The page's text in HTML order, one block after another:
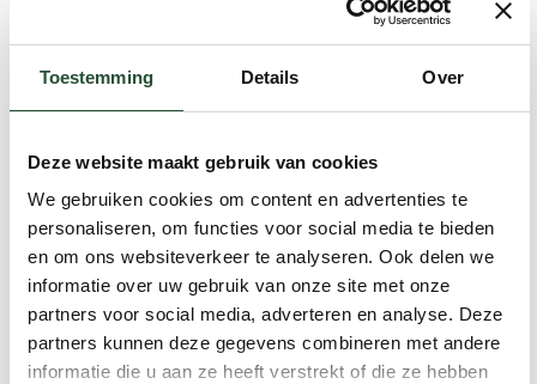
Toestemming Details Over
Deze website maakt gebruik van cookies
We gebruiken cookies om content en advertenties te
personaliseren, om functies voor social media te bieden
en om ons websiteverkeer te analyseren. Ook delen we
informatie over uw gebruik van onze site met onze
partners voor social media, adverteren en analyse. Deze
partners kunnen deze gegevens combineren met andere
informatie die u aan ze heeft verstrekt of die ze hebben
Veelgestelde vragen over de
tuintafel 4 personen
Wat is de ideale lengte of diameter voor
Voor een rechthoekige tuintafel voor 4 personen
geldt een minimale lengte van 120 cm en een breedte
van 80 cm. Zo heeft iedereen voldoende ruimte. Kies je
voor een ronde tafel? Dan is een diameter van
minimaal 110 cm aan te raden. Een ronde tafel heeft
als extra voordeel dat je er makkelijker omheen loopt
en het contact aan tafel gezelliger aanvoelt.